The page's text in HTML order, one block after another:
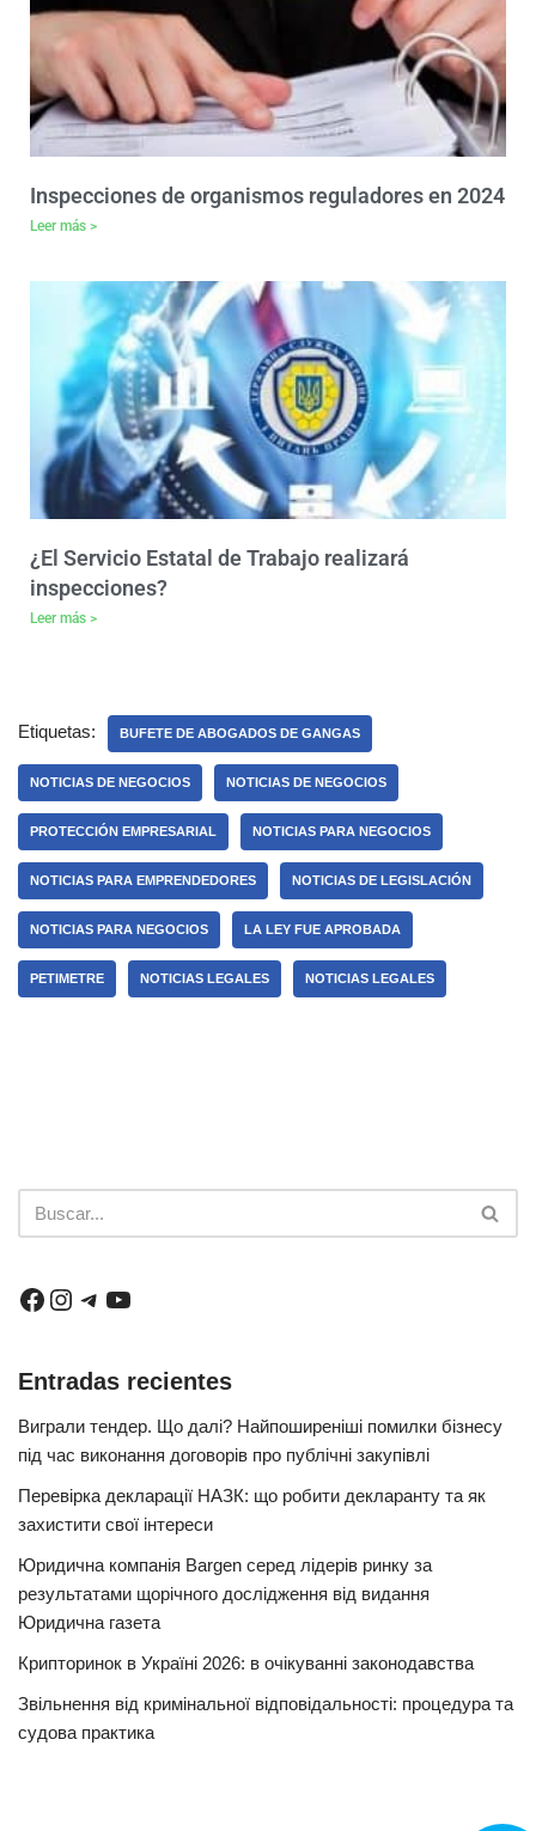
Inspecciones de organismos reguladores en 2024
Leer más >
¿El Servicio Estatal de Trabajo realizará
inspecciones?
Leer más >
Etiquetas: BUFETE DE ABOGADOS DE GANGAS
NOTICIAS DE NEGOCIOS NOTICIAS DE NEGOCIOS
PROTECCIÓN EMPRESARIAL NOTICIAS PARA NEGOCIOS
NOTICIAS PARA EMPRENDEDORES NOTICIAS DE LEGISLACIÓN
NOTICIAS PARA NEGOCIOS LA LEY FUE APROBADA
PETIMETRE NOTICIAS LEGALES NOTICIAS LEGALES
Entradas recientes
Виграли тендер. Що далі? Найпоширеніші помилки бізнесу
під час виконання договорів про публічні закупівлі
Перевірка декларації НАЗК: що робити декларанту та як
захистити свої інтереси
Юридична компанія Bargen серед лідерів ринку за
результатами щорічного дослідження від видання
Юридична газета
Крипторинок в Україні 2026: в очікуванні законодавства
Звільнення від кримінальної відповідальності: процедура та
судова практика